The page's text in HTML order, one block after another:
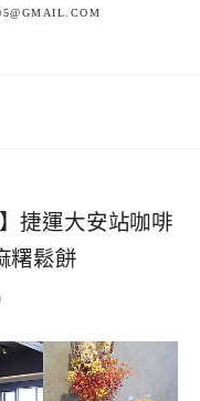
捷運大安站咖啡
糬鬆餅